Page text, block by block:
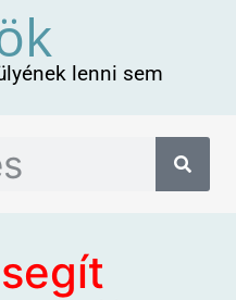
lenni sem